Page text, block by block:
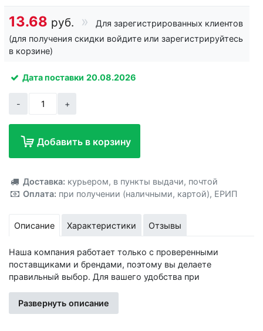
13.68 руб.
Для зарегистрированных клиентов
(для получения скидки войдите или зарегистрируйтесь
в корзине)
Дата поставки 20.08.2026
- +
Добавить в корзину
Добавлено!
Доставка: курьером, в пункты выдачи, почтой
Оплата: при получении (наличными, картой), ЕРИП
Описание Характеристики Отзывы
Наша компания работает только с проверенными
поставщиками и брендами, поэтому вы делаете
правильный выбор. Для вашего удобства при
417325
Развернуть описание